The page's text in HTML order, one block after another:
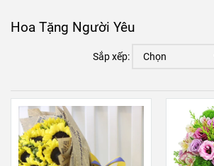
Hoa Tặng Người Yêu
Sắp xếp: